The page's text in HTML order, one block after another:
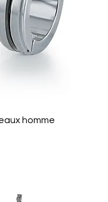
homme